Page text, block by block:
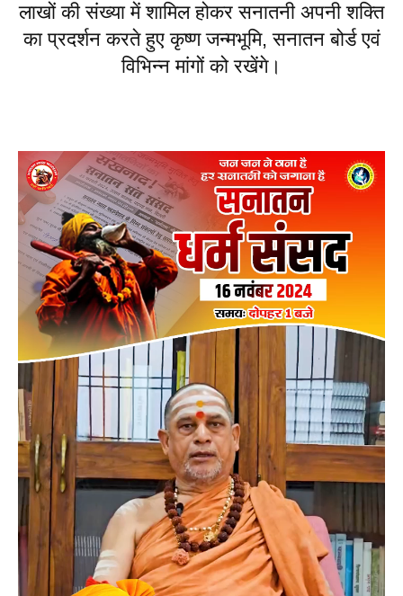
लाखों की संख्या में शामिल होकर सनातनी अपनी शक्ति
का प्रदर्शन करते हुए कृष्ण जन्मभूमि, सनातन बोर्ड एवं
विभिन्न मांगों को रखेंगे।